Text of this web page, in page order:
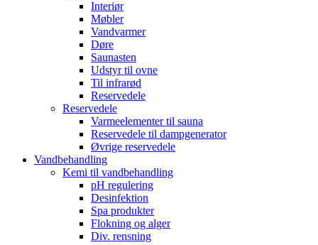
Interiør
Møbler
Vandvarmer
Døre
Saunasten
Udstyr til ovne
Til infrarød
Reservedele
Reservedele
Varmeelementer til sauna
Reservedele til dampgenerator
Øvrige reservedele
Vandbehandling
Kemi til vandbehandling
pH regulering
Desinfektion
Spa produkter
Flokning og alger
Div. rensning